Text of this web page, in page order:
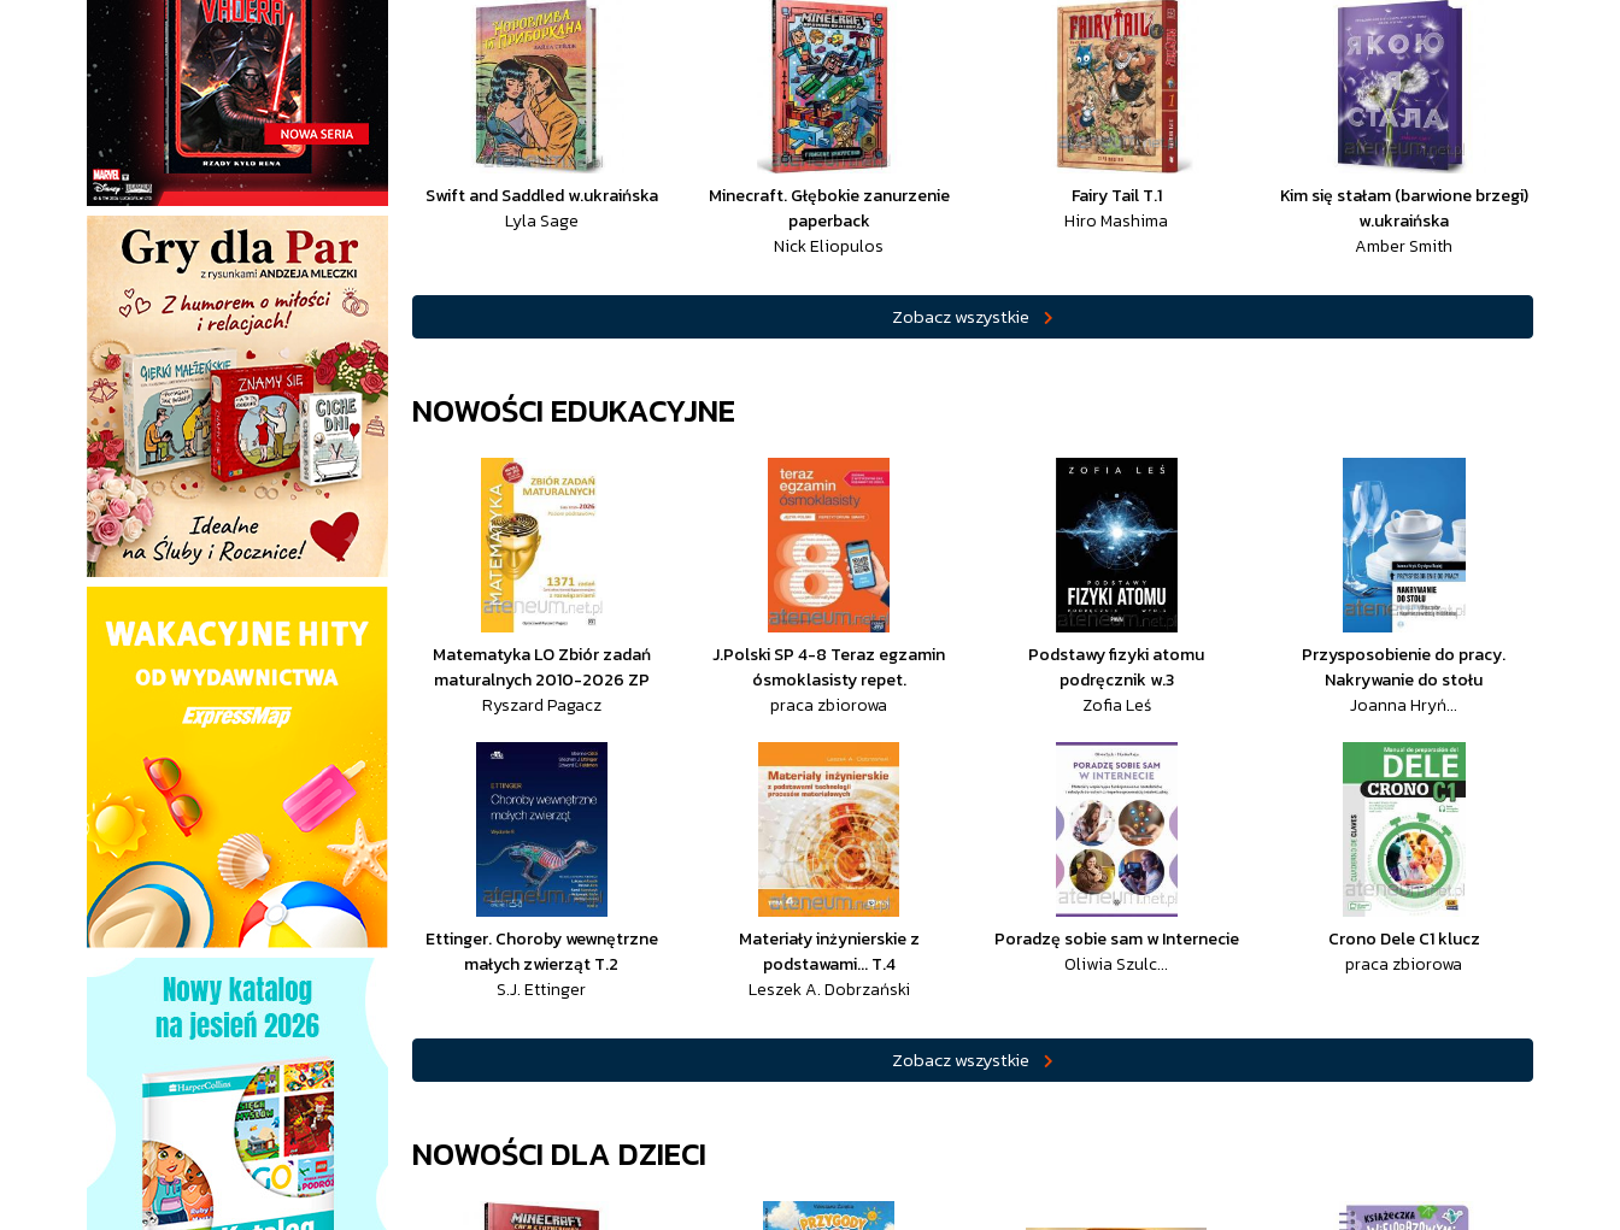
Swift and Saddled w.ukraińska
Lyla Sage
Minecraft. Głębokie zanurzenie
paperback
Nick Eliopulos
Fairy Tail T.1
Hiro Mashima
Kim się stałam (barwione brzegi)
w.ukraińska
Amber Smith
Zobacz wszystkie
NOWOŚCI EDUKACYJNE
Matematyka LO Zbiór zadań
maturalnych 2010-2026 ZP
Ryszard Pagacz
J.Polski SP 4-8 Teraz egzamin
ósmoklasisty repet.
praca zbiorowa
Podstawy fizyki atomu
podręcznik w.3
Zofia Leś
Przysposobienie do pracy.
Nakrywanie do stołu
Joanna Hryń...
Ettinger. Choroby wewnętrzne
małych zwierząt T.2
S.J. Ettinger
Materiały inżynierskie z
podstawami... T.4
Leszek A. Dobrzański
Poradzę sobie sam w Internecie
Oliwia Szulc...
Crono Dele C1 klucz
praca zbiorowa
Zobacz wszystkie
NOWOŚCI DLA DZIECI